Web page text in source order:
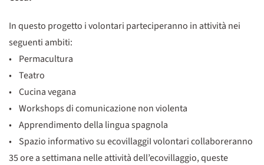
In questo progetto i volontari parteciperanno in attività nei
seguenti ambiti:
• Permacultura
• Teatro
• Cucina vegana
• Workshops di comunicazione non violenta
• Apprendimento della lingua spagnola
• Spazio informativo su ecovillaggiI volontari collaboreranno
35 ore a settimana nelle attività dell’ecovillaggio, queste